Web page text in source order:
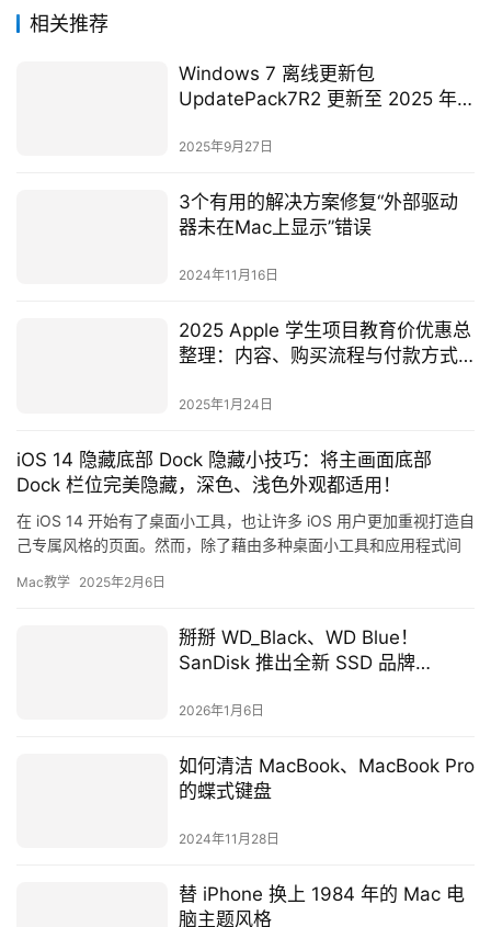
相关推荐
Windows 7 离线更新包
UpdatePack7R2 更新至 2025 年 9
2025年9月27日
3个有用的解决方案修复“外部驱动
器未在Mac上显示”错误
2024年11月16日
2025 Apple 学生项目教育价优惠总
整理：内容、购买流程与付款方式
2025年1月24日
iOS 14 隐藏底部 Dock 隐藏小技巧：将主画面底部
Dock 栏位完美隐藏，深色、浅色外观都适用！
在 iOS 14 开始有了桌面小工具，也让许多 iOS 用户更加重视打造自
己专属风格的页面。然而，除了藉由多种桌面小工具和应用程式间
Mac教学 2025年2月6日
掰掰 WD_Black、WD Blue！
SanDisk 推出全新 SSD 品牌
2026年1月6日
如何清洁 MacBook、MacBook Pro
的蝶式键盘
2024年11月28日
替 iPhone 换上 1984 年的 Mac 电
脑主题风格